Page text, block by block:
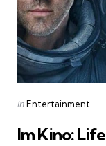
Categories
Posted
inEntertainment
Im Kino: Life